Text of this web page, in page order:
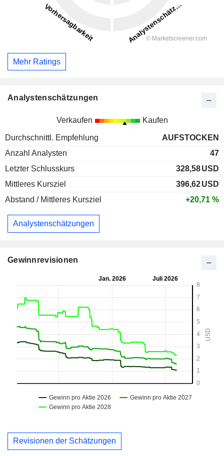
Mehr Ratings
Analystenschätzungen
Verkaufen Kaufen
Durchschnittl. Empfehlung
AUFSTOCKEN
Anzahl Analysten
47
Letzter Schlusskurs
328,58USD
Mittleres Kursziel
396,62USD
Abstand / Mittleres Kursziel
+20,71 %
Analystenschätzungen
Gewinnrevisionen
Revisionen der Schätzungen